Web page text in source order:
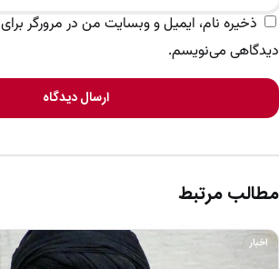
ذخیره نام، ایمیل و وبسایت من در مرورگر برای
دیدگاهی می‌نویسم.
ارسال دیدگاه
مطالب مرتبط
اخبار